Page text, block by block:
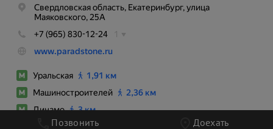
Позвонить Доехать